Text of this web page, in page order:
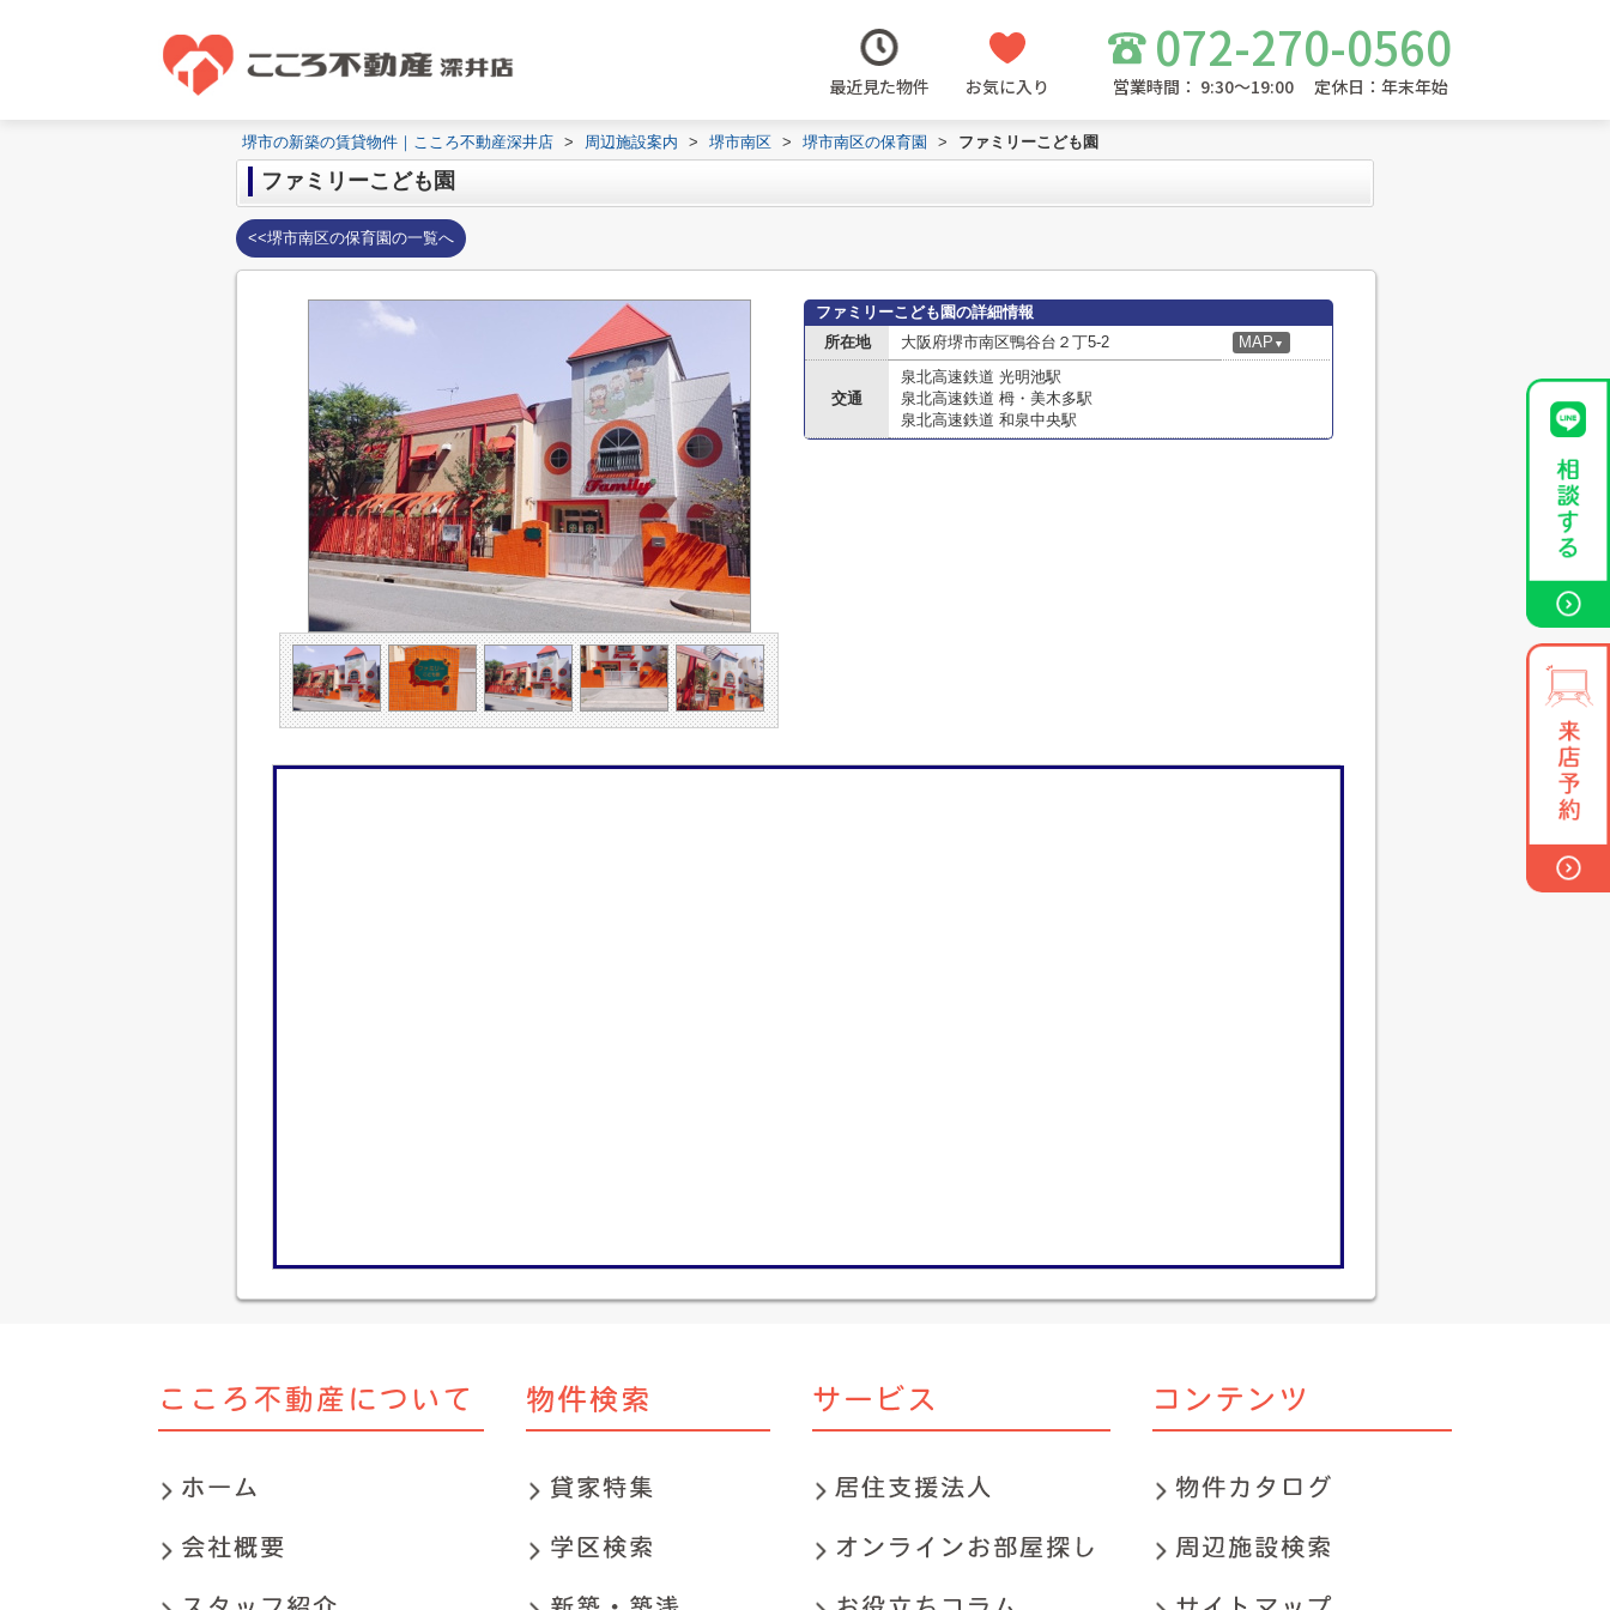
最近見た物件 お気に入り
072-270-0560
営業時間： 9:30～19:00 定休日：年末年始
堺市の新築の賃貸物件｜こころ不動産深井店 > 周辺施設案内 > 堺市南区 > 堺市南区の保育園 > ファミリーこども園
ファミリーこども園
<<堺市南区の保育園の一覧へ
ファミリーこども園の詳細情報
所在地
大阪府堺市南区鴨谷台２丁5-2 MAP ▼
交通
泉北高速鉄道 光明池駅
泉北高速鉄道 栂・美木多駅
泉北高速鉄道 和泉中央駅